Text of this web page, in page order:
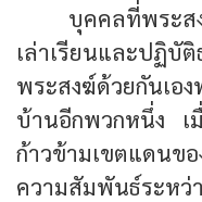
บุคคลที่พระ
เล่าเรียนและปฏิ
พระสงฆ์ด้วยกันเอ
บ้านอีกพวกหนึ่ง เ
ก้าวข้ามเขตแดนข
ความสัมพันธ์ระห